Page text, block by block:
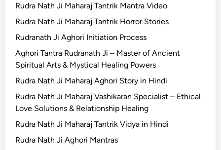
Rudra Nath Ji Maharaj Tantrik Mantra Video
Rudra Nath Ji Maharaj Tantrik Horror Stories
Rudranath Ji Aghori Initiation Process
Aghori Tantra Rudranath Ji – Master of Ancient
Spiritual Arts & Mystical Healing Powers
Rudra Nath Ji Maharaj Aghori Story in Hindi
Rudra Nath Ji Maharaj Vashikaran Specialist – Ethical
Love Solutions & Relationship Healing
Rudra Nath Ji Maharaj Tantrik Vidya in Hindi
Rudra Nath Ji Aghori Mantras